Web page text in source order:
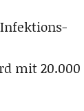
mit 20.000